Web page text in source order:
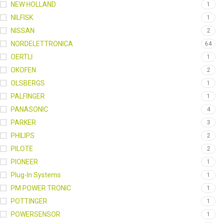
NEW HOLLAND 1
NILFISK 1
NISSAN 2
NORDELETTRONICA 64
OERTLI 1
OKOFEN 2
OLSBERGS 1
PALFINGER 1
PANASONIC 4
PARKER 3
PHILIPS 2
PILOTE 2
PIONEER 1
Plug-In Systems 1
PM POWER TRONIC 1
POTTINGER 1
POWERSENSOR 1